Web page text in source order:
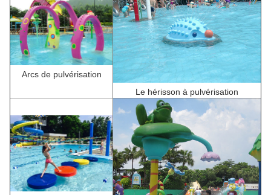
Arcs de pulvérisation
Le hérisson à pulvérisation